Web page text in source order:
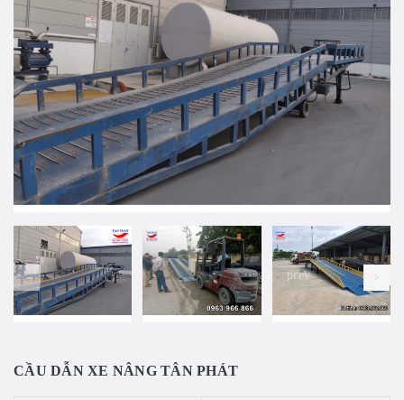
prev
CẦU DẪN XE NÂNG TÂN PHÁT